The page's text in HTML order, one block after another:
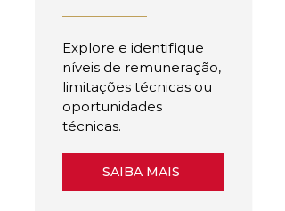
Explore e identifique
níveis de remuneração,
limitações técnicas ou
oportunidades
técnicas.
SAIBA MAIS